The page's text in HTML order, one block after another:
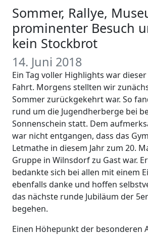
Sommer, Rallye,
prominenter Besuch
kein Stockbrot
14. Juni 2018
Ein Tag voller Highlights war
Fahrt. Morgens stellten wir
Sommer zurückgekehrt war. So
rund um die Jugendherberge bei
Sonnenschein statt. Dem
war nicht entgangen, dass das
Letmathe in diesem Jahr zum 20.
Gruppe in Wilnsdorf zu Gast war.
bedankte sich bei allen mit einem
ebenfalls danke und hoffen
das nächste runde Jubiläum der
begehen.
Einen Höhepunkt der besonderen